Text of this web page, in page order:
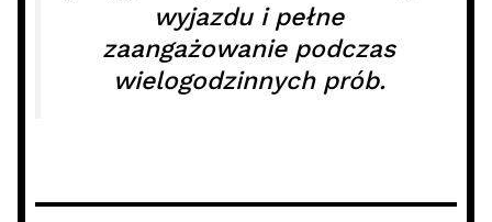
wyjazdu i pełne
zaangażowanie podczas
wielogodzinnych prób.